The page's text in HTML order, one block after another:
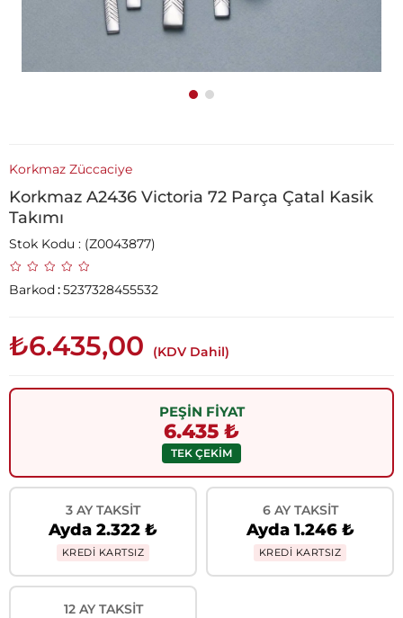
Korkmaz Züccaciye
Korkmaz A2436 Victoria 72 Parça Çatal Kasik
Takımı
Stok Kodu (Z0043877)
Barkod:5237328455532
₺6.435,00 (KDV Dahil)
PEŞİN FİYAT
6.435 ₺
TEK ÇEKİM
3 AY TAKSIT
Ayda 2.322 ₺
KREDİ KARTSIZ
6 AY TAKSIT
Ayda 1.246 ₺
KREDİ KARTSIZ
12 AY TAKSIT